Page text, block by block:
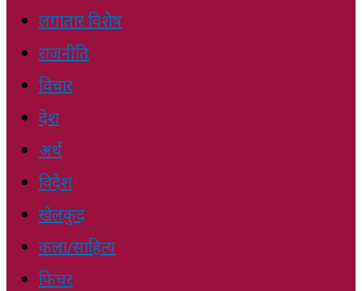
लगातार विशेष
राजनीति
विचार
देश
अर्थ
विदेश
खेलकुद
कला/साहित्य
फिचर